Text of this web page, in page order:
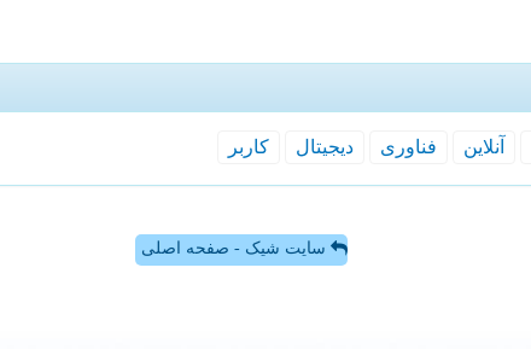
آنلاین فناوری دیجیتال كاربر
سایت شیک - صفحه اصلی